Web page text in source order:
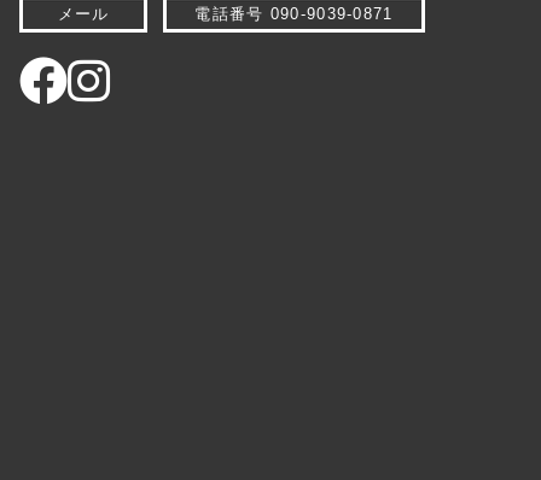
メール 電話番号 090-9039-0871